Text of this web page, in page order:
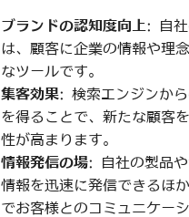
ブランドの認知度向上: 自社
は、顧客に企業の情報や理
なツールです。
集客効果: 検索エンジンか
を得ることで、新たな顧客
性が高まります。
情報発信の場: 自社の製品
情報を迅速に発信できるほ
でお客様とのコミュニケー